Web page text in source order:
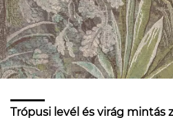
Trópusi levél és virág mintás